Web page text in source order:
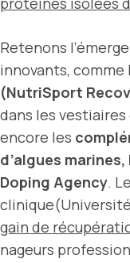
Retenons
innovants, comme
(NutriSport
dans les vestiaires
encore les
d’algues
Doping Agency.
gain de
nageurs